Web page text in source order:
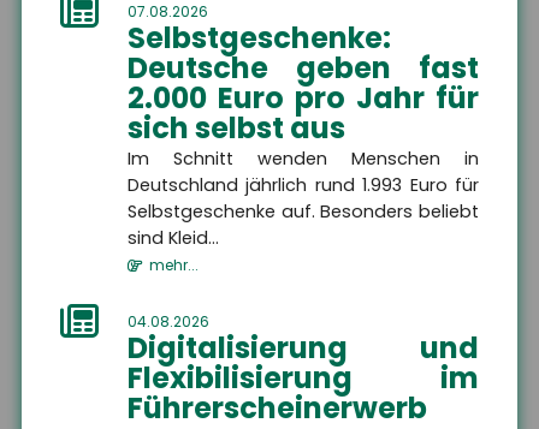
07.08.2026
Selbstgeschenke:
Deutsche geben fast
2.000 Euro pro Jahr für
sich selbst aus
Im Schnitt wenden Menschen in
Deutschland jährlich rund 1.993 Euro für
Selbstgeschenke auf. Besonders beliebt
sind Kleid...
mehr...
04.08.2026
Digitalisierung und
Flexibilisierung im
Führerscheinerwerb
Zielgruppe
Freiberufler
Freiberufler
Als Freiberufler gibt es
viele Maßnahmen, die Sie
zum Schutze Ihrer Person,
Ihres Unternehmens und
Ihrer Mitarbeiter treffen
sollten.
Betriebshaftpflichtversicherung
Betriebshaftpflichtversicherung
Eine Betriebshaftpflicht